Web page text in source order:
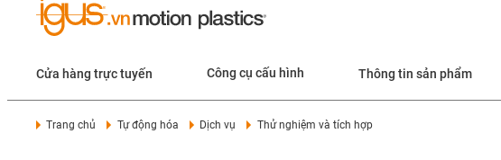
Cửa hàng trực tuyến Công cụ cấu hình Thông tin sản phẩm
Trang chủ Tự động hóa Dịch vụ Thử nghiệm và tích hợp